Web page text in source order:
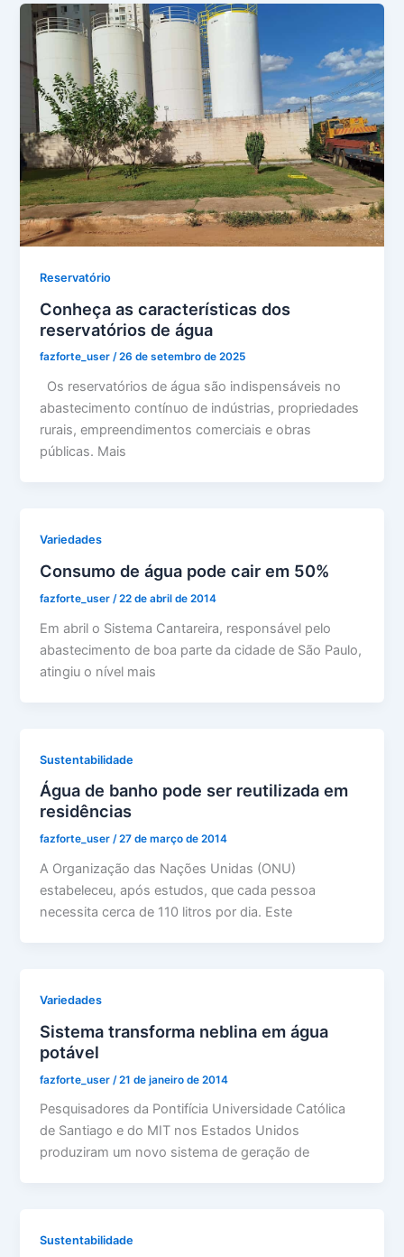
Reservatório
Conheça as características dos
reservatórios de água
fazforte_user/26 de setembro de 2025
Os reservatórios de água são indispensáveis no
abastecimento contínuo de indústrias, propriedades
rurais, empreendimentos comerciais e obras
públicas. Mais
Variedades
Consumo de água pode cair em 50%
fazforte_user/22 de abril de 2014
Em abril o Sistema Cantareira, responsável pelo
abastecimento de boa parte da cidade de São Paulo,
atingiu o nível mais
Sustentabilidade
Água de banho pode ser reutilizada em
residências
fazforte_user/27 de março de 2014
A Organização das Nações Unidas (ONU)
estabeleceu, após estudos, que cada pessoa
necessita cerca de 110 litros por dia. Este
Variedades
Sistema transforma neblina em água
potável
fazforte_user /21 de janeiro de 2014
Pesquisadores da Pontifícia Universidade Católica
de Santiago e do MIT nos Estados Unidos
produziram um novo sistema de geração de
Sustentabilidade